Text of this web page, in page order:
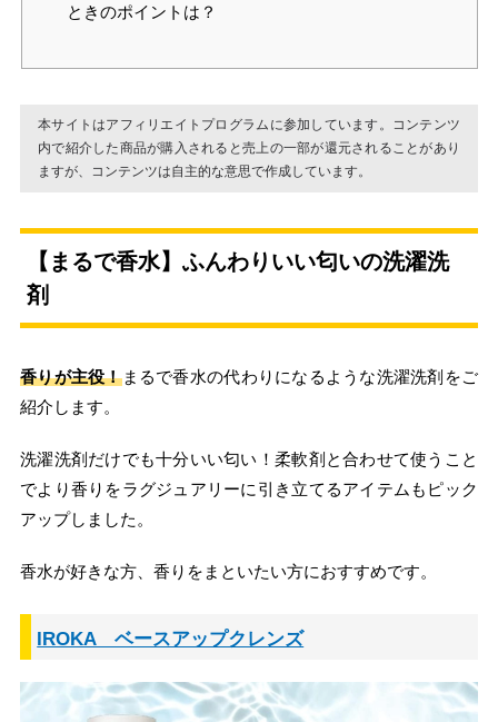
ときのポイントは？
本サイトはアフィリエイトプログラムに参加しています。コンテンツ
内で紹介した商品が購入されると売上の一部が還元されることがあり
ますが、コンテンツは自主的な意思で作成しています。
【まるで香水】ふんわりいい匂いの洗濯洗
剤
香りが主役！まるで香水の代わりになるような洗濯洗剤をご
紹介します。
洗濯洗剤だけでも十分いい匂い！柔軟剤と合わせて使うこと
でより香りをラグジュアリーに引き立てるアイテムもピック
アップしました。
香水が好きな方、香りをまといたい方におすすめです。
IROKA ベースアップクレンズ